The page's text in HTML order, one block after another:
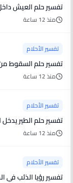
تفسير حلم العيش
منذ 12 ساعة
تفسير الأحلام
تفسير حلم السقوط
منذ 12 ساعة
تفسير الأحلام
تفسير حلم الطير يدخل
منذ 12 ساعة
تفسير الأحلام
تفسير رؤيا الذئب في